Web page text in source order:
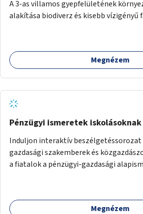
A 3-as villamos gyepfelületének
alakítása biodiverz és kisebb vízigényű
Megnézem
Pénzügyi ismeretek iskolásoknak
Induljon interaktív beszélgetéssorozat
gazdasági szakemberek és
a fiatalok a pénzügyi-gazdasági
számára, önkormányzati
helyszínen iskolai együttműködéssel. A
Megnézem